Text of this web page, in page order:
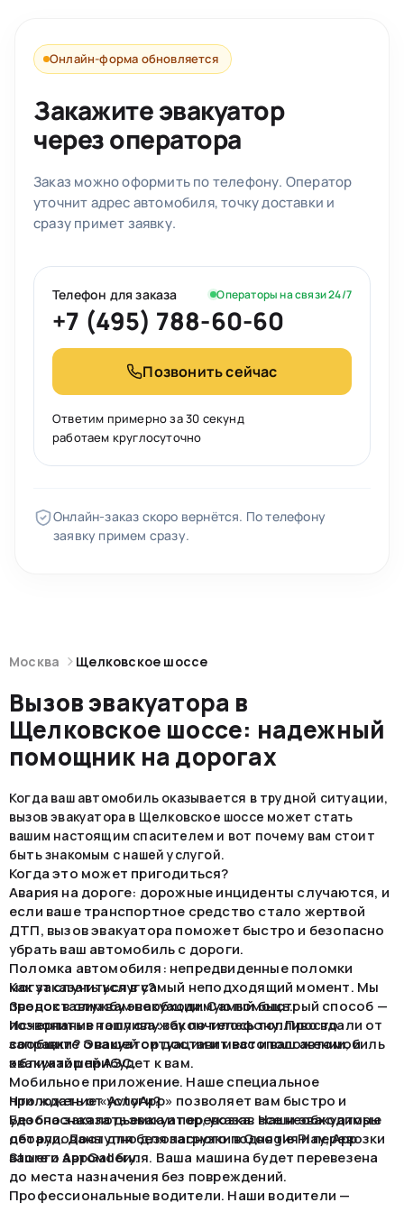
Онлайн-форма обновляется
Закажите эвакуатор
через оператора
Заказ можно оформить по телефону. Оператор
уточнит адрес автомобиля, точку доставки и
сразу примет заявку.
Телефон для заказа Операторы на связи 24/7
+7 (495) 788-60-60
Позвонить сейчас
Ответим примерно за 30 секунд
работаем круглосуточно
Онлайн-заказ скоро вернётся. По телефону
заявку примем сразу.
Москва Щелковское шоссе
Вызов эвакуатора в
Щелковское шоссе: надежный
помощник на дорогах
Когда ваш автомобиль оказывается в трудной ситуации,
вызов эвакуатора в Щелковское шоссе может стать
вашим настоящим спасителем и вот почему вам стоит
быть знакомым с нашей услугой.
Когда это может пригодиться?
Авария на дороге: дорожные инциденты случаются, и
если ваше транспортное средство стало жертвой
ДТП, вызов эвакуатора поможет быстро и безопасно
убрать ваш автомобиль с дороги.
Поломка автомобиля: непредвиденные поломки
могут случиться в самый неподходящий момент. Мы
предоставим вам необходимую помощь.
Исчерпание топлива: закончилось топливо вдали от
заправки? Эвакуатор доставит вас и ваш автомобиль
к ближайшей АЗС.
Как заказать услугу?
Звонок в службу эвакуации. Самый быстрый способ —
позвонить в нашу службу по телефону. Просто
сообщите о вашей ситуации и местоположении, и
эвакуатор прибудет к вам.
Мобильное приложение. Наше специальное
приложение «AvtoApp» позволяет вам быстро и
удобно заказать эвакуатор, указав все необходимые
детали. Доступно для загрузки в Google Play, App
Store и AppGallery.
Что ждать от услуги?
Безопасная подъемка и перевозка. Наши эвакуаторы
оборудованы для безопасного поднятия и перевозки
вашего автомобиля. Ваша машина будет перевезена
до места назначения без повреждений.
Профессиональные водители. Наши водители —